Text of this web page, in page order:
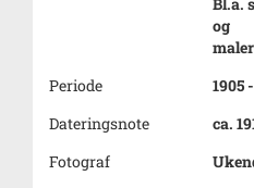
og
Periode
1905
Dateringsnote
ca.
Fotograf